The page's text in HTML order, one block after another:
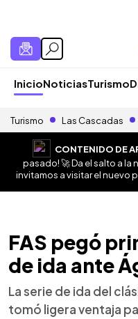
InicioNoticiasTurismo
Turismo Las Cascadas
CONTENIDO DE
pasado! 🚀 Da el salto a la
invitamos a visitar el nuevo
FAS pegó
de ida ante
La serie de ida del
tomó ligera ventaja